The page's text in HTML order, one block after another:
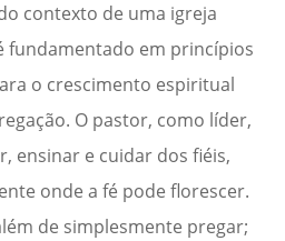
contexto de uma igreja
fundamentado em princípios
o crescimento espiritual
O pastor, como líder,
ensinar e cuidar dos fiéis,
onde a fé pode florescer.
de simplesmente pregar;